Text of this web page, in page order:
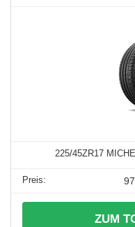
225/45ZR17
ZUM